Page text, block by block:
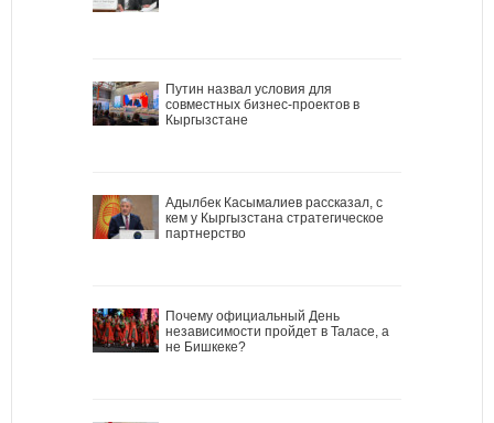
Путин назвал условия для
совместных бизнес-проектов в
Кыргызстане
Адылбек Касымалиев рассказал, с
кем у Кыргызстана стратегическое
партнерство
Почему официальный День
независимости пройдет в Таласе, а
не Бишкеке?